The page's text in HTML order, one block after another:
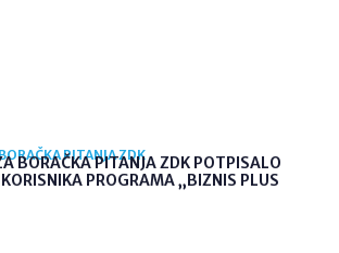
PITANJA ZDK
BORAČKA PITANJA ZDK POTPISALO
PROGRAMA „BIZNIS PLUS